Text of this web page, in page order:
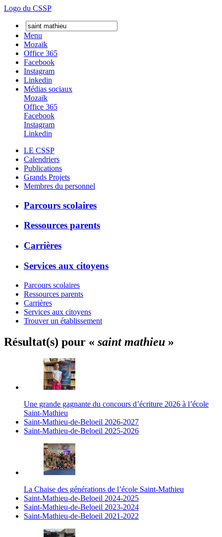
Logo du CSSP
Menu
Mozaïk
Office 365
Facebook
Instagram
Linkedin
Médias sociaux
Mozaïk
Office 365
Facebook
Instagram
Linkedin
LE CSSP
Calendriers
Publications
Grands Projets
Membres du personnel
Parcours scolaires
Ressources parents
Carrières
Services aux citoyens
Parcours scolaires
Ressources parents
Carrières
Services aux citoyens
Trouver un établissement
Résultat(s) pour « saint mathieu »
Une grande gagnante du concours d’écriture 2026 à l’école
Saint-Mathieu
Saint-Mathieu-de-Beloeil 2026-2027
Saint-Mathieu-de-Beloeil 2025-2026
La Chaise des générations de l’école Saint-Mathieu
Saint-Mathieu-de-Beloeil 2024-2025
Saint-Mathieu-de-Beloeil 2023-2024
Saint-Mathieu-de-Beloeil 2021-2022